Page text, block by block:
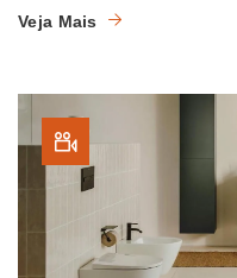
Veja Mais